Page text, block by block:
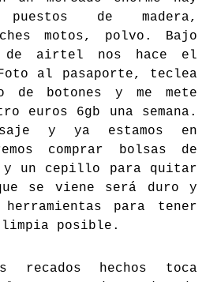
de madera,
motos, polvo. Bajo
de airtel nos hace el
al pasaporte, teclea
de botones y me mete
euros 6gb una semana.
y ya estamos en
comprar bolsas de
y un cepillo para quitar
se viene será duro y
para tener
posible.
recados hechos toca